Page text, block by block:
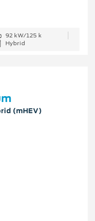
92 kW/125 k
Hybrid
(mHEV)